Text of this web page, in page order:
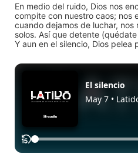
En medio del ruido, Dios nos
compite con nuestro caos; nos
cuando dejamos de luchar,
solos. Así que detente
Y aun en el silencio, Dios pelea